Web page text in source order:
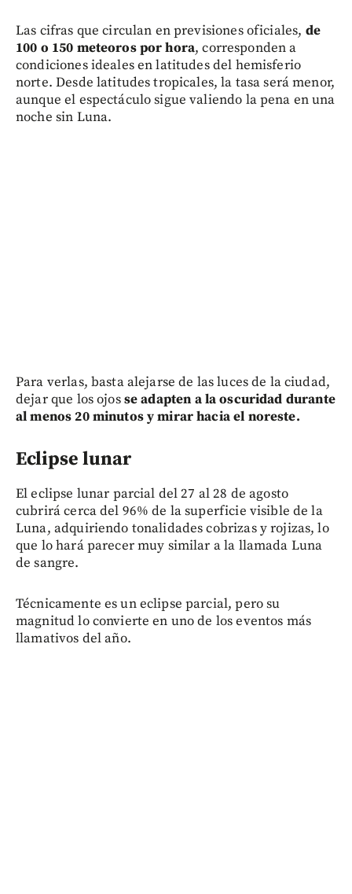
Las cifras que circulan en previsiones oficiales, de
100 o 150 meteoros por hora, corresponden a
condiciones ideales en latitudes del hemisferio
norte. Desde latitudes tropicales, la tasa será menor,
aunque el espectáculo sigue valiendo la pena en una
noche sin Luna.
Para verlas, basta alejarse de las luces de la ciudad,
dejar que los ojosse adapten a la oscuridad durante
al menos 20 minutos y mirar hacia el noreste.
Eclipse lunar
El eclipse lunar parcial del 27 al 28 de agosto
cubrirá cerca del 96% de la superficie visible de la
Luna, adquiriendo tonalidades cobrizas y rojizas, lo
que lo hará parecer muy similar a la llamada Luna
de sangre.
Técnicamente es un eclipse parcial, pero su
magnitud lo convierte en uno de los eventos más
llamativos del año.